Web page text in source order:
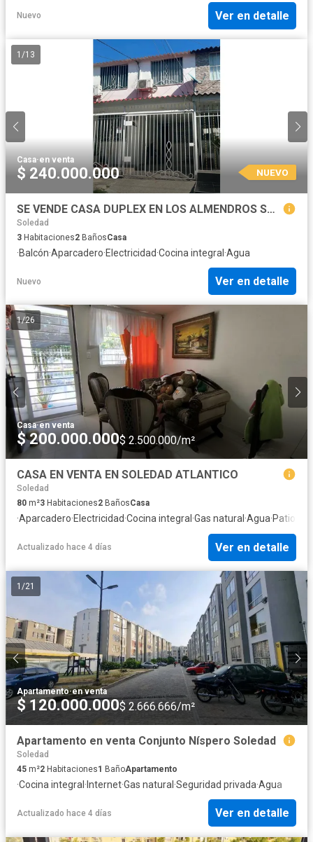
Nuevo Ver en detalle
1 /13
Casa·en venta
$ 240.000.000 NUEVO
SE VENDE CASA DUPLEX EN LOS ALMENDROS SOLEDAD ATLNTICO
Soledad
3 Habitaciones2 BañosCasa
·Balcón·Aparcadero·Electricidad·Cocina integral ·Agua
Nuevo Ver en detalle
1/26
Casa·en venta
$ 200.000.000$ 2.500.000/m²
CASA EN VENTA EN SOLEDAD ATLANTICO
Soledad
80 m²3 Habitaciones2 BañosCasa
·Aparcadero·Electricidad·Cocina integral ·Gas natural ·Agua·Patio
Actualizado hace 4 días Ver en detalle
1 /21
Apartamento·en venta
$ 120.000.000$ 2.666.666/m²
Apartamento en venta Conjunto Níspero Soledad
Soledad
45 m²2 Habitaciones1 BañoApartamento
·Cocina integral · Internet·Gas natural ·Seguridad privada·Agua
Actualizado hace 4 días Ver en detalle